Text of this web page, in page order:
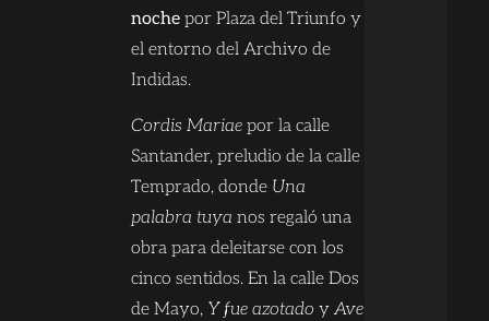
noche por Plaza del Triunfo y
el entorno del Archivo de
Indidas.
Cordis Mariae por la calle
Santander, preludio de la calle
Temprado, donde Una
palabra tuya nos regaló una
obra para deleitarse con los
cinco sentidos. En la calle Dos
de Mayo, Y fue azotado yAve